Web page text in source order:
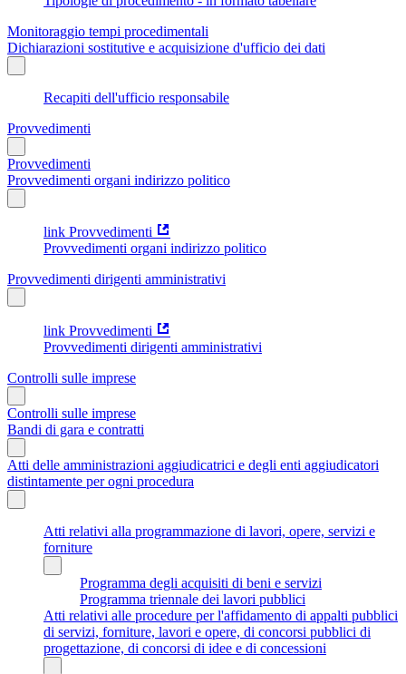
Monitoraggio tempi procedimentali
Dichiarazioni sostitutive e acquisizione d'ufficio dei dati
Recapiti dell'ufficio responsabile
Provvedimenti
Provvedimenti
Provvedimenti organi indirizzo politico
link Provvedimenti
Provvedimenti organi indirizzo politico
Provvedimenti dirigenti amministrativi
link Provvedimenti
Provvedimenti dirigenti amministrativi
Controlli sulle imprese
Controlli sulle imprese
Bandi di gara e contratti
Atti delle amministrazioni aggiudicatrici e degli enti aggiudicatori
distintamente per ogni procedura
Atti relativi alla programmazione di lavori, opere, servizi e
forniture
Programma degli acquisiti di beni e servizi
Programma triennale dei lavori pubblici
Atti relativi alle procedure per l'affidamento di appalti pubblici
di servizi, forniture, lavori e opere, di concorsi pubblici di
progettazione, di concorsi di idee e di concessioni